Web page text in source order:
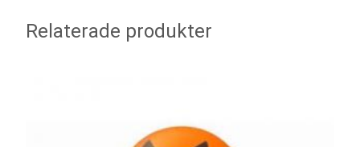
Relaterade produkter